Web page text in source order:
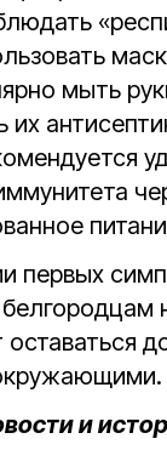
мыть
их
первых
и